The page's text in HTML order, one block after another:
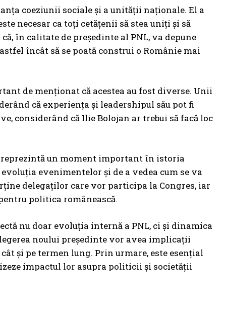
coeziunii sociale și a unității naționale. El a
necesar ca toți cetățenii să stea uniți și să
în calitate de președinte al PNL, va depune
încât să se poată construi o Românie mai
de menționat că acestea au fost diverse. Unii
că experiența și leadershipul său pot fi
considerând că Ilie Bolojan ar trebui să facă loc
un moment important în istoria
evenimentelor și de a vedea cum se va
delegaților care vor participa la Congres, iar
politica românească.
nu doar evoluția internă a PNL, ci și dinamica
noului președinte vor avea implicații
și pe termen lung. Prin urmare, este esențial
impactul lor asupra politicii și societății